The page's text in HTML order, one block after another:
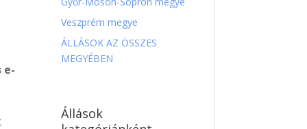
e-
Veszprém megye
ÁLLÁSOK AZ ÖSSZES
MEGYÉBEN
Állások